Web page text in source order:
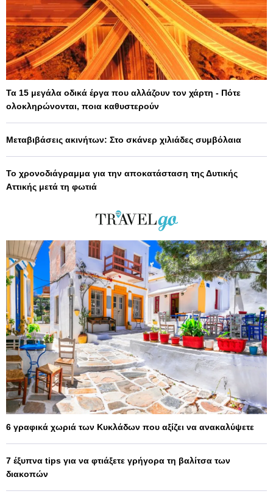
Τα 15 μεγάλα οδικά έργα που αλλάζουν τον χάρτη - Πότε
ολοκληρώνονται, ποια καθυστερούν
Μεταβιβάσεις ακινήτων: Στο σκάνερ χιλιάδες συμβόλαια
Το χρονοδιάγραμμα για την αποκατάσταση της Δυτικής
Αττικής μετά τη φωτιά
6 γραφικά χωριά των Κυκλάδων που αξίζει να ανακαλύψετε
7 έξυπνα tips για να φτιάξετε γρήγορα τη βαλίτσα των
διακοπών